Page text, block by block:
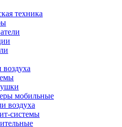
техника
мобильные
воздуха
системы